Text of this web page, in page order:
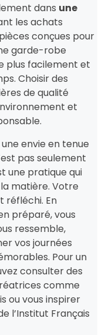
dans une
les achats
conçues pour
garde-robe
plus facilement et
Choisir des
de qualité
et
envie en tenue
pas seulement
une pratique qui
matière. Votre
réfléchi. En
préparé, vous
ressemble,
vos journées
Pour un
consulter des
comme
ou vous inspirer
l’Institut Français